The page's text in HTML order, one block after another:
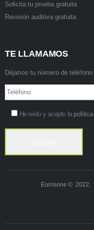
Solicita tu prueba gratuita
Revisión auditiva gratuita
TE LLAMAMOS
Déjanos tu número de
He leído y acepto la política
Eurosone © 2022.